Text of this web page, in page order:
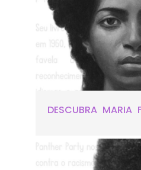
DESCUBRA MARIA